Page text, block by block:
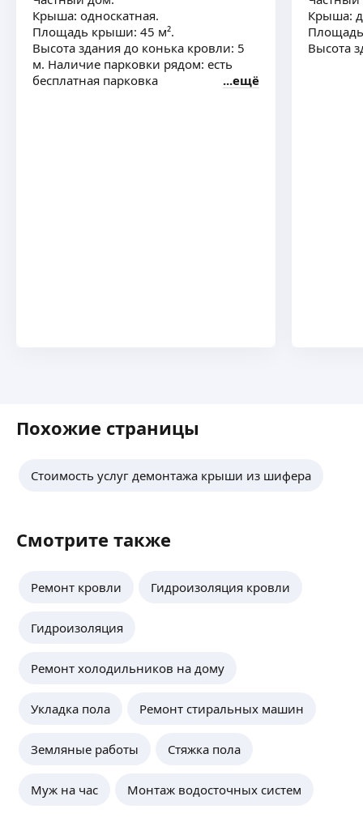
Крыша: односкатная.
Площадь крыши: 45 м².
Высота здания до конька кровли: 5
м. Наличие парковки рядом: есть
бесплатная парковка
ещё
Крыша:
Высота
Похожие страницы
Стоимость услуг демонтажа крыши из шифера
Смотрите также
Ремонт кровли Гидроизоляция кровли
Гидроизоляция
Ремонт холодильников на дому
Укладка пола Ремонт стиральных машин
Земляные работы Стяжка пола
Муж на час Монтаж водосточных систем